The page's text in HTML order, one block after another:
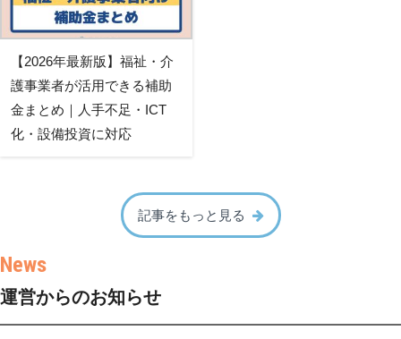
【2026年最新版】福祉・介
護事業者が活用できる補助
金まとめ｜人手不足・ICT
化・設備投資に対応
記事をもっと見る
運営からのお知らせ